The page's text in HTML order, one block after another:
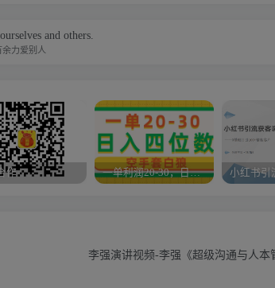
and others.
力爱别人
作 一单利润20-30，日入四位数，空手套白狼，只要做就能赚，简单无套路
李强演讲视频-李强《超级沟通与人本